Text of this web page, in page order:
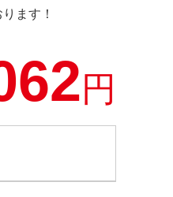
ます！
円